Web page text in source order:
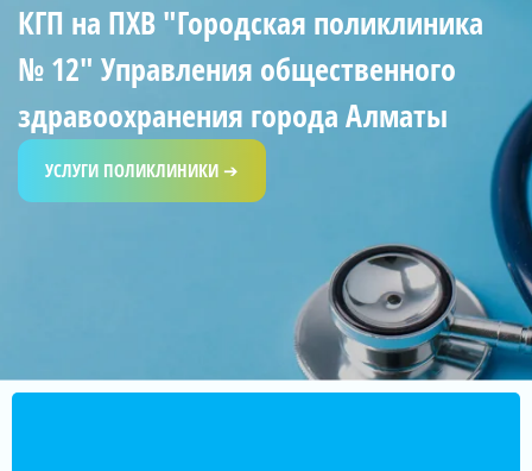
КГП на ПХВ "Городская поликлиника
№ 12" Управления общественного
здравоохранения города Алматы
УСЛУГИ ПОЛИКЛИНИКИ ➔